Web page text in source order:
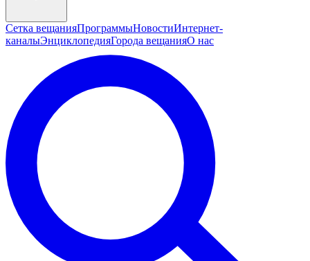
Сетка вещанияПрограммыНовостиИнтернет-
каналыЭнциклопедияГорода вещанияО нас